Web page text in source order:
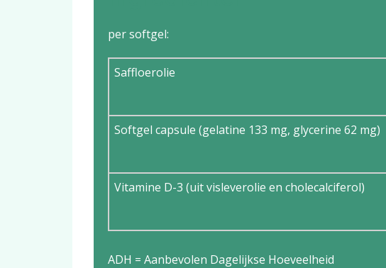
per softgel:
Saffloerolie
Softgel capsule (gelatine 133 mg, glycerine 62 mg)
Vitamine D-3 (uit visleverolie en cholecalciferol)
ADH = Aanbevolen Dagelijkse Hoeveelheid